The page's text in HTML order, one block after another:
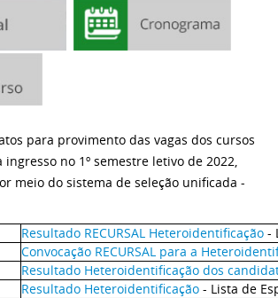
para provimento das vagas dos cursos
no 1º semestre letivo de 2022,
meio do sistema de seleção unificada -
Resultado RECURSAL Heteroidentificação -
Convocação RECURSAL para a
Resultado Heteroidentificação dos
Resultado Heteroidentificação - Lista de